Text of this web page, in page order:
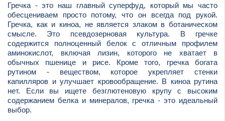
Гречка - это наш главный суперфуд, который мы часто
обесцениваем просто потому, что он всегда под рукой.
Гречка, как и киноа, не является злаком в ботаническом
смысле. Это псевдозерновая культура. В гречке
содержится полноценный белок с отличным профилем
аминокислот, включая лизин, которого не хватает в
обычных пшенице и рисе. Кроме того, гречка богата
рутином - веществом, которое укрепляет стенки
капилляров и улучшает кровообращение. В киноа рутина
нет. Если вы ищете безглютеновую крупу с высоким
содержанием белка и минералов, гречка - это идеальный
выбор.